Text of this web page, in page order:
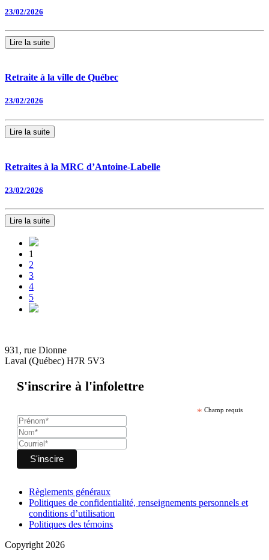
23/02/2026
Lire la suite
Retraite à la ville de Québec
23/02/2026
Lire la suite
Retraites à la MRC d’Antoine-Labelle
23/02/2026
Lire la suite
1
2
3
4
5
931, rue Dionne
Laval (Québec) H7R 5V3
S'inscrire à l'infolettre
* Champ requis
Règlements généraux
Politiques de confidentialité, renseignements personnels et
conditions d’utilisation
Politiques des témoins
Copyright 2026